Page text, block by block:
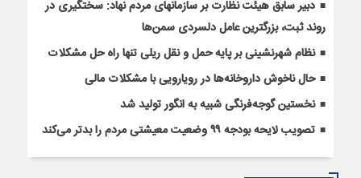
دبیر سابق هیئت نظارت بر سازمانهای مردم نهاد: سختگیری در
روند ثبت، بزرگترین عامل دلسردی سمن‌ها
نظام شهرنشینی بر پایه حمل و نقل ریلی تنها راه‌ حل مشکلات
حال ناخوش داروخانه‌ها در رویارویی با مشکلات مالی
نخستین گوجه‌فرنگی شبیه به انگور تولید شد
تصویب لایحه بودجه ۹۹ وضعیت معیشتی مردم را بدتر می‌کند